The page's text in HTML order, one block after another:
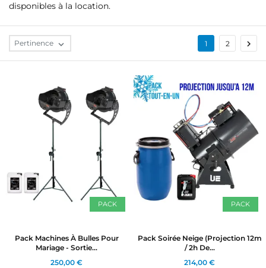
disponibles à la location.
Pertinence  1 2 
PACK
Pack Machines À Bulles Pour
Mariage - Sortie...
250,00 €
PACK
Pack Soirée Neige (Projection 12m
/ 2h De...
214,00 €